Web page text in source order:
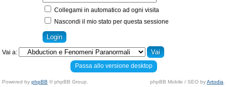
Collegami in automatico ad ogni visita
Nascondi il mio stato per questa sessione
Vai a:
Passa allo versione desktop
Powered by phpBB © phpBB Group. phpBB Mobile / SEO byArtodia